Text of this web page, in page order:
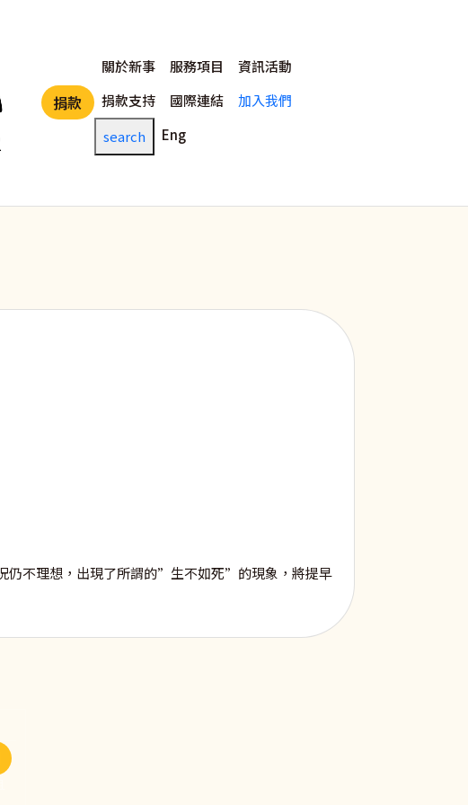
捐款
主選單
關於新事 服務項目
資訊活動
捐款支持
國際連結
加入我們
search
Eng
仍不理想，出現了所謂的”生不如死”的現象，將提早